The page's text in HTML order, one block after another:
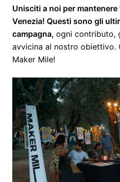
Unisciti a noi per
Venezia! Questi sono gli
campagna, ogni contributo,
avvicina al nostro obiettivo.
Maker Mile!